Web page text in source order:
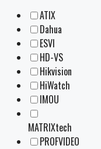
ATIX
Dahua
ESVI
HD-VS
Hikvision
HiWatch
IMOU
MATRIXtech
PROFVIDEO